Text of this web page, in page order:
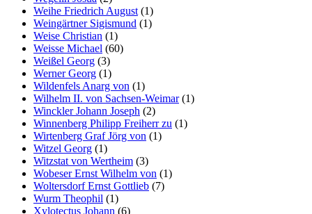
Weihe Friedrich August (1)
Weingärtner Sigismund (1)
Weise Christian (1)
Weisse Michael (60)
Weißel Georg (3)
Werner Georg (1)
Wildenfels Anarg von (1)
Wilhelm II. von Sachsen-Weimar(1)
Winckler Johann Joseph (2)
Winnenberg Philipp Freiherr zu (1)
Wirtenberg Graf Jörg von (1)
Witzel Georg (1)
Witzstat von Wertheim (3)
Wobeser Ernst Wilhelm von (1)
Woltersdorf Ernst Gottlieb (7)
Wurm Theophil (1)
Xylotectus Johann (6)